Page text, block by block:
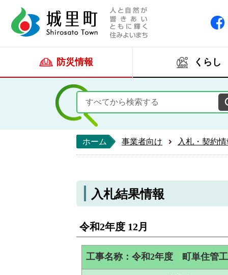
防災情報 くらし
ホーム 事業者向け 入札・契約
入札結果情報
令和2年度 12月
工事名称：令和2年度 町単住管